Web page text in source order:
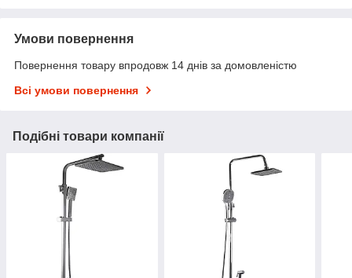
Умови повернення
Повернення товару впродовж 14 днів за домовленістю
Всі умови повернення
Подібні товари компанії